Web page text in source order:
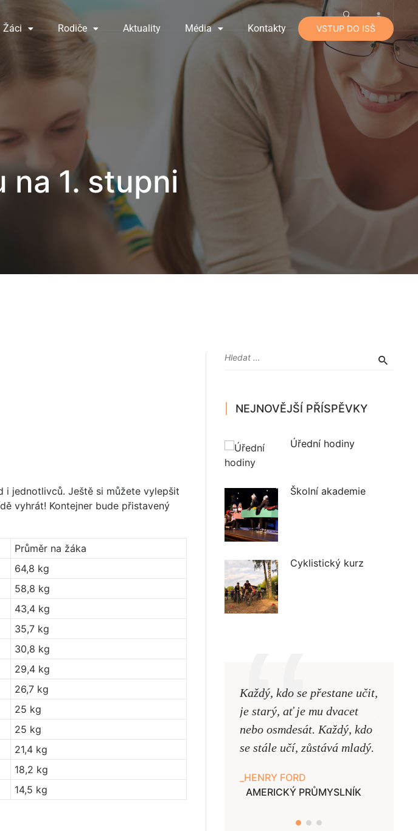
Žáci Rodiče Aktuality Média Kontakty VSTUP DO ISŠ
na 1. stupni
i jednotlivců. Ještě si můžete vylepšit
vyhrát! Kontejner bude přistavený
Průměr na žáka
64,8 kg
58,8 kg
43,4 kg
35,7 kg
30,8 kg
29,4 kg
26,7 kg
25 kg
25 kg
21,4 kg
18,2 kg
14,5 kg
NEJNOVĚJŠÍ PŘÍSPĚVKY
Úřední hodiny
Školní akademie
Cyklistický kurz
Každý, kdo se přestane učit,
je starý, ať je mu dvacet
nebo osmdesát. Každý, kdo
se stále učí, zůstává mladý.
HENRY FORD
AMERICKÝ PRŮMYSLNÍK